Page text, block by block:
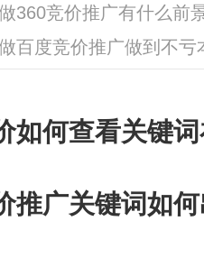
360竞价推广有什么前
百度竞价推广做到不亏
如何查看关键
推广关键词如